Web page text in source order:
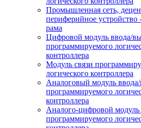
Промышленная сеть,
периферийное устройство
рама
Цифровой модуль ввода/
программируемого
контроллера
Модуль связи
логического контроллера
Аналоговый модуль
программируемого
контроллера
Аналого-цифровой модуль
программируемого